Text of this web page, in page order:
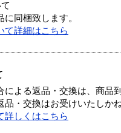
に同梱致します。
て詳細はこちら
による返品・交換は、商品
品・交換はお受けいたしかね
詳しくはこちら